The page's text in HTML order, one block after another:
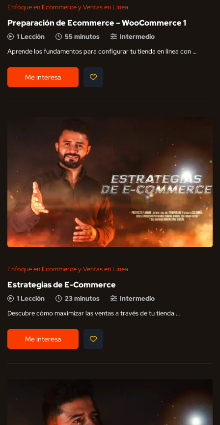
Enfoque en Ecommerce y Ventas en Línea
Preparación de Ecommerce – WooCommerce 1
1 Lección 55 minutos
Intermedio
Aprende los fundamentos para configurar tu tienda en línea con …
Me interesa
Enfoque en Ecommerce y Ventas en Línea
Estrategias de E-Commerce
1 Lección 23 minutos
Intermedio
Descubre cómo maximizar las ventas a través de tu tienda …
Me interesa